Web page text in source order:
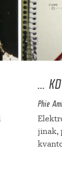
...
Phie
jinak,